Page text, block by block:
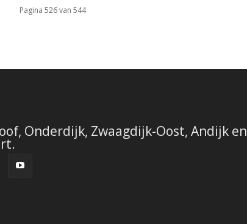
Pagina 526 van 544
Onderdijk, Zwaagdijk-Oost, Andijk en